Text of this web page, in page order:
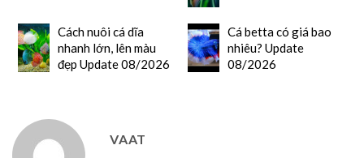
Cách nuôi cá dĩa
nhanh lớn, lên màu
đẹp Update 08/2026
Cá betta có giá bao
nhiêu? Update
08/2026
VAAT